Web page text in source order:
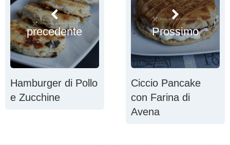
precedente
Hamburger di Pollo
e Zucchine
Prossimo
Ciccio Pancake
con Farina di
Avena